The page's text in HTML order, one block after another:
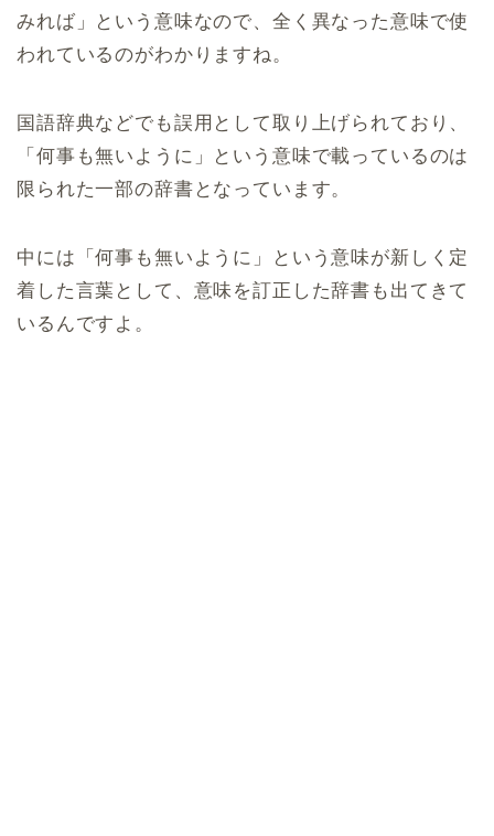
みれば」という意味なので、全く異なった意味で使
われているのがわかりますね。
国語辞典などでも誤用として取り上げられており、
「何事も無いように」という意味で載っているのは
限られた一部の辞書となっています。
中には「何事も無いように」という意味が新しく定
着した言葉として、意味を訂正した辞書も出てきて
いるんですよ。